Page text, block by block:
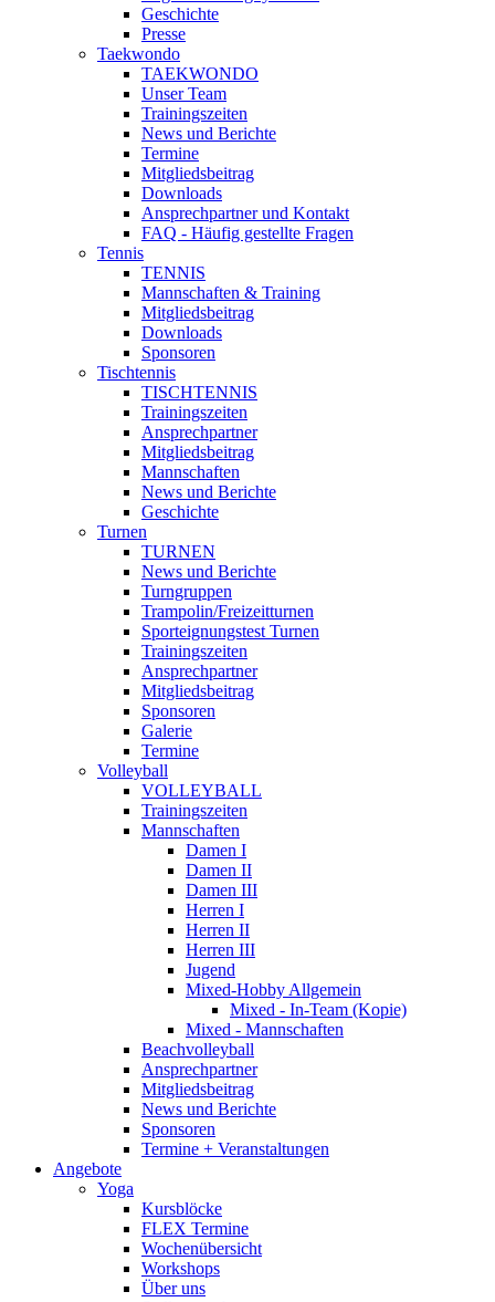
Geschichte
Presse
Taekwondo
TAEKWONDO
Unser Team
Trainingszeiten
News und Berichte
Termine
Mitgliedsbeitrag
Downloads
Ansprechpartner und Kontakt
FAQ - Häufig gestellte Fragen
Tennis
TENNIS
Mannschaften & Training
Mitgliedsbeitrag
Downloads
Sponsoren
Tischtennis
TISCHTENNIS
Trainingszeiten
Ansprechpartner
Mitgliedsbeitrag
Mannschaften
News und Berichte
Geschichte
Turnen
TURNEN
News und Berichte
Turngruppen
Trampolin/Freizeitturnen
Sporteignungstest Turnen
Trainingszeiten
Ansprechpartner
Mitgliedsbeitrag
Sponsoren
Galerie
Termine
Volleyball
VOLLEYBALL
Trainingszeiten
Mannschaften
Damen I
Damen II
Damen III
Herren I
Herren II
Herren III
Jugend
Mixed-Hobby Allgemein
Mixed - In-Team (Kopie)
Mixed - Mannschaften
Beachvolleyball
Ansprechpartner
Mitgliedsbeitrag
News und Berichte
Sponsoren
Termine + Veranstaltungen
Angebote
Yoga
Kursblöcke
FLEX Termine
Wochenübersicht
Workshops
Über uns